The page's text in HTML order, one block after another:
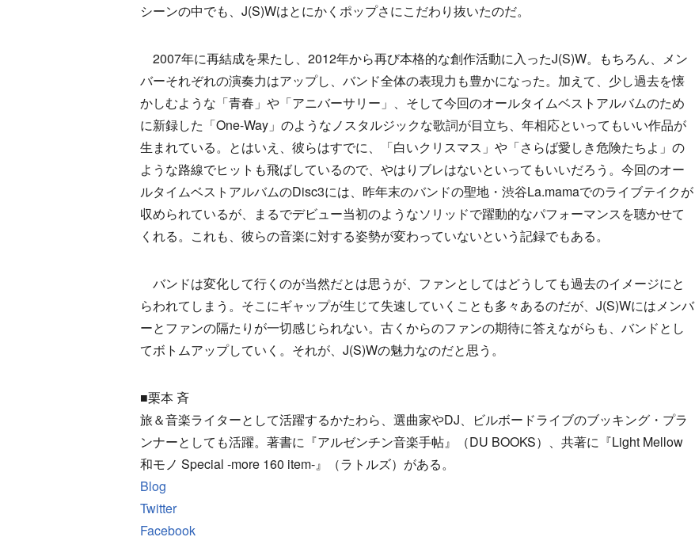
シーンの中でも、J(S)Wはとにかくポップさにこだわり抜いたのだ。
2007年に再結成を果たし、2012年から再び本格的な創作活動に入ったJ(S)W。もちろん、メン
バーそれぞれの演奏力はアップし、バンド全体の表現力も豊かになった。加えて、少し過去を懐
かしむような「青春」や「アニバーサリー」、そして今回のオールタイムベストアルバムのため
に新録した「One-Way」のようなノスタルジックな歌詞が目立ち、年相応といってもいい作品が
生まれている。とはいえ、彼らはすでに、「白いクリスマス」や「さらば愛しき危険たちよ」の
ような路線でヒットも飛ばしているので、やはりブレはないといってもいいだろう。今回のオー
ルタイムベストアルバムのDisc3には、昨年末のバンドの聖地・渋谷La.mamaでのライブテイクが
収められているが、まるでデビュー当初のようなソリッドで躍動的なパフォーマンスを聴かせて
くれる。これも、彼らの音楽に対する姿勢が変わっていないという記録でもある。
バンドは変化して行くのが当然だとは思うが、ファンとしてはどうしても過去のイメージにと
らわれてしまう。そこにギャップが生じて失速していくことも多々あるのだが、J(S)Wにはメンバ
ーとファンの隔たりが一切感じられない。古くからのファンの期待に答えながらも、バンドとし
てボトムアップしていく。それが、J(S)Wの魅力なのだと思う。
■栗本 斉
旅＆音楽ライターとして活躍するかたわら、選曲家やDJ、ビルボードライブのブッキング・プラ
ンナーとしても活躍。著書に『アルゼンチン音楽手帖』（DU BOOKS）、共著に『Light Mellow
和モノ Special -more 160 item-』（ラトルズ）がある。
Blog
Twitter
Facebook